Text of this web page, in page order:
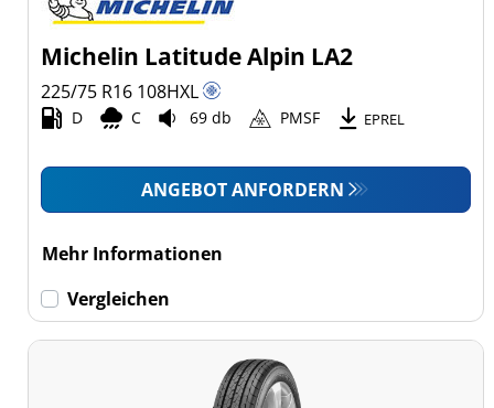
Michelin Latitude Alpin LA2
225/75 R16 108HXL
D C 69 db PMSF EPREL
ANGEBOT ANFORDERN
Mehr Informationen
Vergleichen